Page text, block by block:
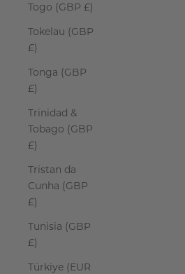
Togo (GBP £)
Tokelau (GBP
£)
Tonga (GBP
£)
Trinidad &
Tobago (GBP
£)
Tristan da
Cunha (GBP
£)
Tunisia (GBP
£)
Türkiye (EUR